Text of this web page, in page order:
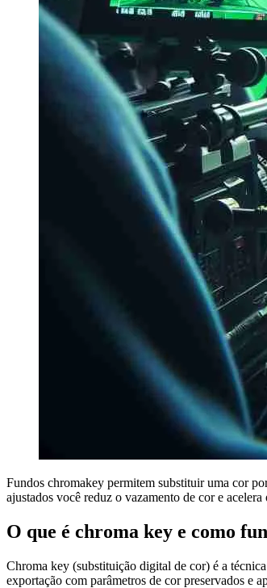
Fundos chromakey permitem substituir uma cor
ajustados você reduz o vazamento de cor e
O que é chroma key e como
Chroma key (substituição digital de cor) é a
exportação com parâmetros de cor preservados e